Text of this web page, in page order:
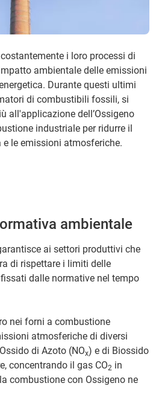
i loro processi di
ambientale delle emissioni
Durante questi ultimi
di combustibili fossili, si
all'applicazione dell’Ossigeno
industriale per ridurre il
e le emissioni atmosferiche.
ambientale
ai settori produttivi che
di rispettare i limiti delle
dalle normative nel tempo
nei forni a combustione
atmosferiche di diversi
di Azoto (NOx) e di Biossido
concentrando il gas CO2 in
combustione con Ossigeno ne